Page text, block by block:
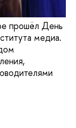
прошёл День
медиа.